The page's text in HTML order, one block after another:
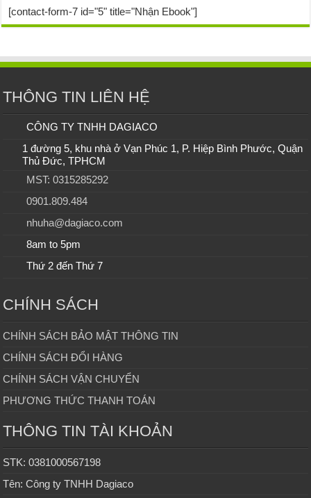
[contact-form-7 id="5" title="Nhận Ebook"]
THÔNG TIN LIÊN HỆ
CÔNG TY TNHH DAGIACO
1 đường 5, khu nhà ở Vạn Phúc 1, P. Hiệp Bình Phước, Quận
Thủ Đức, TPHCM
MST: 0315285292
0901.809.484
nhuha@dagiaco.com
8am to 5pm
Thứ 2 đến Thứ 7
CHÍNH SÁCH
CHÍNH SÁCH BẢO MẬT THÔNG TIN
CHÍNH SÁCH ĐỔI HÀNG
CHÍNH SÁCH VẬN CHUYỂN
PHƯƠNG THỨC THANH TOÁN
THÔNG TIN TÀI KHOẢN
STK: 0381000567198
Tên: Công ty TNHH Dagiaco